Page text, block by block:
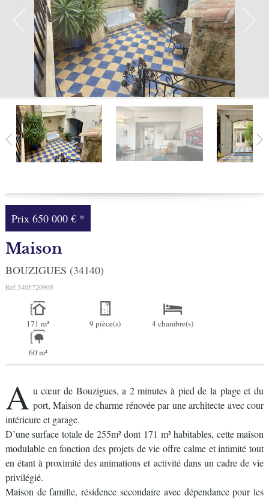
Facebook
Ma sélection 0
Prix650 000 € *
Maison
BOUZIGUES (34140)
Ref 3405720905
171 m² 9 pièce(s) 4 chambre(s)
60 m²
A u cœur de Bouzigues, a 2 minutes à pied de la plage et du
port, Maison de charme rénovée par une architecte avec cour
intérieure et garage.
D’une surface totale de 255m² dont 171 m² habitables, cette maison
modulable en fonction des projets de vie offre calme et intimité tout
en étant à proximité des animations et activité dans un cadre de vie
privilégié.
Maison de famille, résidence secondaire avec dépendance pour les